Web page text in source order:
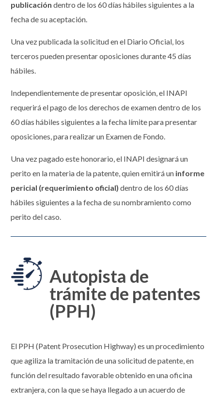
publicación dentro de los 60 días hábiles siguientes a la
fecha de su aceptación.
Una vez publicada la solicitud en el Diario Oficial, los
terceros pueden presentar oposiciones durante 45 días
hábiles.
Independientemente de presentar oposición, el INAPI
requerirá el pago de los derechos de examen dentro de los
60 días hábiles siguientes a la fecha límite para presentar
oposiciones, para realizar un Examen de Fondo.
Una vez pagado este honorario, el INAPI designará un
perito en la materia de la patente, quien emitirá un informe
pericial (requerimiento oficial) dentro de los 60 días
hábiles siguientes a la fecha de su nombramiento como
perito del caso.
Autopista de
trámite de patentes
(PPH)
El PPH (Patent Prosecution Highway) es un procedimiento
que agiliza la tramitación de una solicitud de patente, en
función del resultado favorable obtenido en una oficina
extranjera, con la que se haya llegado a un acuerdo de